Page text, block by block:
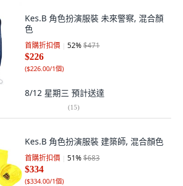
Kes.B 角色扮演服裝 未來警察, 混合顏
色
首購折扣價 52%$471
$226
($226.00/1個)
8/12 星期三 預計送達
(15)
Kes.B 角色扮演服裝 建築師, 混合顏色
首購折扣價 51%$683
$334
($334.00/1個)